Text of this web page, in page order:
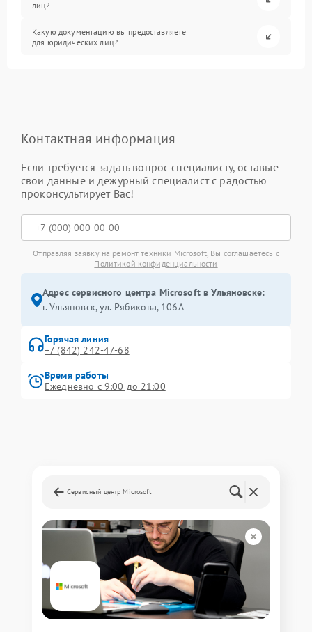
лиц?
Какую документацию вы предоставляете
для юридических лиц?
Контактная информация
Если требуется задать вопрос специалисту, оставьте
свои данные и дежурный специалист с радостью
проконсультирует Вас!
Отправляя заявку на ремонт техники Microsoft, Вы соглашаетесь с
Политикой конфиденциальности
Адрес сервисного центра Microsoft в Ульяновске:
г. Ульяновск, ул. Рябикова, 106А
Горячая линия
+7 (842) 242-47-68
Время работы
Ежедневно с 9:00 до 21:00
Сервисный центр Microsoft